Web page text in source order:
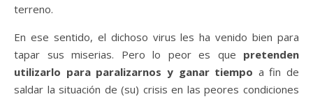
terreno.
En ese sentido, el dichoso virus les ha venido bien para
tapar sus miserias. Pero lo peor es que pretenden
utilizarlo para paralizarnos y ganar tiempo a fin de
saldar la situación de (su) crisis en las peores condiciones